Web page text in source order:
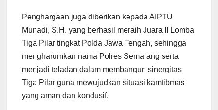
Penghargaan juga diberikan kepada AIPTU
Munadi, S.H. yang berhasil meraih Juara II Lomba
Tiga Pilar tingkat Polda Jawa Tengah, sehingga
mengharumkan nama Polres Semarang serta
menjadi teladan dalam membangun sinergitas
Tiga Pilar guna mewujudkan situasi kamtibmas
yang aman dan kondusif.